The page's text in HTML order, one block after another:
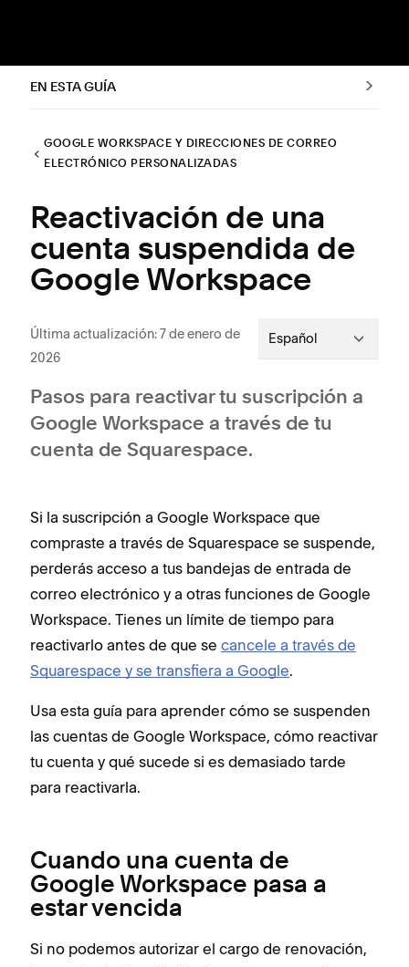
EN ESTA GUÍA
GOOGLE WORKSPACE Y DIRECCIONES DE CORREO
ELECTRÓNICO PERSONALIZADAS
Reactivación de una
cuenta suspendida de
Google Workspace
Última actualización: 7 de enero de
2026
Español
Pasos para reactivar tu suscripción a
Google Workspace a través de tu
cuenta de Squarespace.
Si la suscripción a Google Workspace que
compraste a través de Squarespace se suspende,
perderás acceso a tus bandejas de entrada de
correo electrónico y a otras funciones de Google
Workspace. Tienes un límite de tiempo para
reactivarlo antes de que se cancele a través de
Squarespace y se transfiera a Google.
Usa esta guía para aprender cómo se suspenden
las cuentas de Google Workspace, cómo reactivar
tu cuenta y qué sucede si es demasiado tarde
para reactivarla.
Cuando una cuenta de
Google Workspace pasa a
estar vencida
Si no podemos autorizar el cargo de renovación,